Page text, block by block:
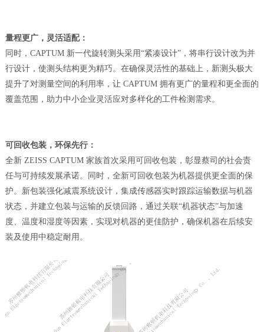
量程更广，灵活适配：
同时， CAPTUM 新一代旋转测头采用“紧凑设计”，将串行设计改为并
行设计，使测头结构更为精巧。在确保灵活性的基础上，新测头极大
提升了对测量空间的利用率，让 CAPTUM 拥有更广的量程和更全面的
覆盖范围，助力中小企业灵活应对多样化的工件检测需求。
可回收包装，环保先行：
全新 ZEISS CAPTUM 家族首次采用可回收包装，彰显蔡司的社会责
任与可持续发展承诺。同时，全新可回收包装为机器提供更全面的保
护。新包装强化减震系统设计，集成传感器实时跟踪运输数据与机器
状态，并建立包装与运输的反馈回路，通过关联“机器状态”与加速
度、温度和湿度等因素，实现对机器的更佳防护，确保机器在后续安
装及使用中稳定耐用。